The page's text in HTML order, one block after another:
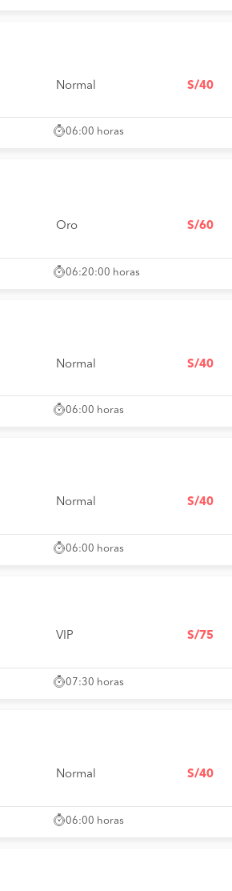
Normal S/40
06:00 horas
Oro S/60
06:20:00 horas
Normal S/40
06:00 horas
Normal S/40
06:00 horas
VIP S/75
07:30 horas
Normal S/40
06:00 horas